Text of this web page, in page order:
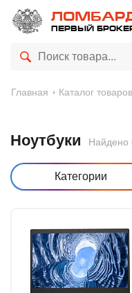
ПЕРВЫЙ
Главная Каталог товаров
Ноутбуки Найдено
Категории